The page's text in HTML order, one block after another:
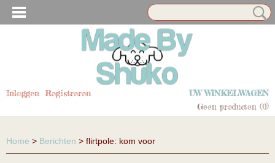
Inloggen Registreren
UW WINKELWAGEN
Geen producten (0)
Home > Berichten > flirtpole: kom voor
EN HUISDIER ACCESSOIRES